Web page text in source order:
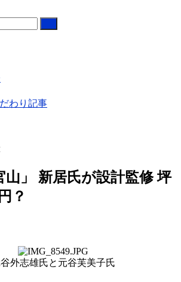
わり記事
山」 新居氏が設計監修 坪
？
外志雄氏と元谷芙美子氏